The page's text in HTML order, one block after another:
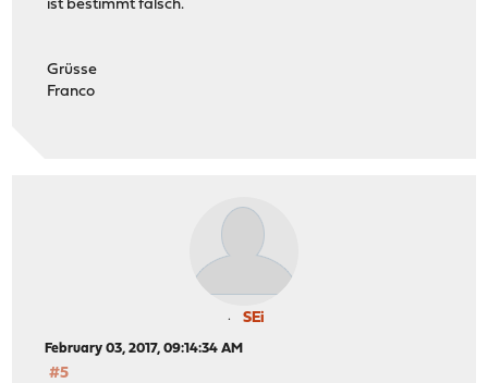
ist bestimmt falsch.
Grüsse
Franco
SEi
February 03, 2017, 09:14:34 AM
#5